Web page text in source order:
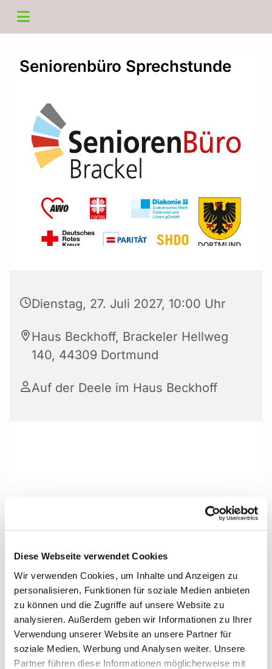
Diese Webseite verwendet Cookies
Wir verwenden Cookies, um Inhalte und Anzeigen zu
personalisieren, Funktionen für soziale Medien anbieten
zu können und die Zugriffe auf unsere Website zu
analysieren. Außerdem geben wir Informationen zu Ihrer
Verwendung unserer Website an unsere Partner für
soziale Medien, Werbung und Analysen weiter. Unsere
Partner führen diese Informationen möglicherweise mit
Seniorenbüro Sprechstunde
Dienstag, 27. Juli 2027, 10:00 Uhr
Haus Beckhoff, Brackeler Hellweg
140, 44309 Dortmund
Auf der Deele im Haus Beckhoff